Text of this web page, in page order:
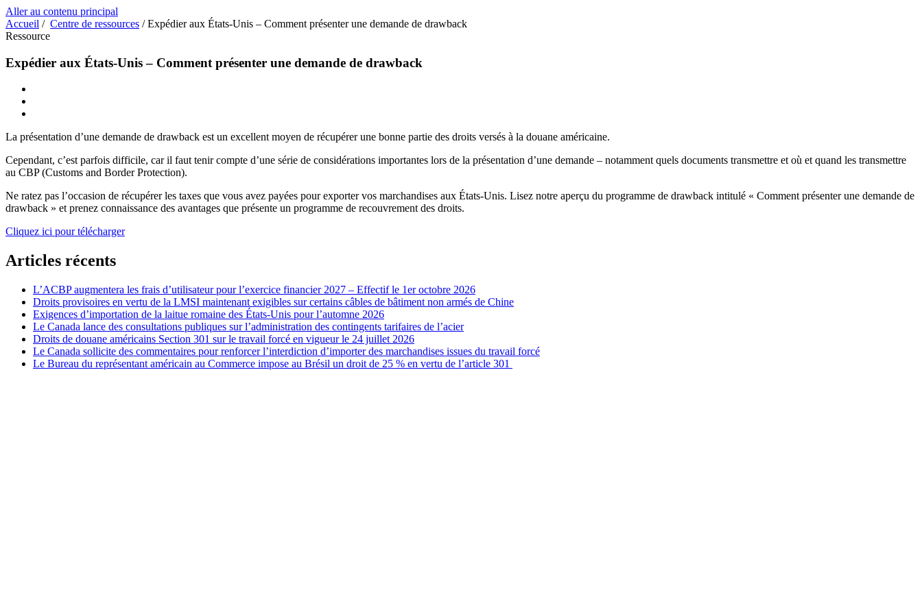
Aller au contenu principal
Accueil / Centre de ressources /Expédier aux États-Unis – Comment présenter une demande de drawback
Ressource
Expédier aux États-Unis – Comment présenter une demande de drawback
La présentation d’une demande de drawback est un excellent moyen de récupérer une bonne partie des droits versés à la douane américaine.
Cependant, c’est parfois difficile, car il faut tenir compte d’une série de considérations importantes lors de la présentation d’une demande – notamment quels documents transmettre et où et quand les transmettre
au CBP (Customs and Border Protection).
Ne ratez pas l’occasion de récupérer les taxes que vous avez payées pour exporter vos marchandises aux États-Unis. Lisez notre aperçu du programme de drawback intitulé « Comment présenter une demande de
drawback » et prenez connaissance des avantages que présente un programme de recouvrement des droits.
Cliquez ici pour télécharger
Articles récents
L’ACBP augmentera les frais d’utilisateur pour l’exercice financier 2027 – Effectif le 1er octobre 2026
Droits provisoires en vertu de la LMSI maintenant exigibles sur certains câbles de bâtiment non armés de Chine
Exigences d’importation de la laitue romaine des États-Unis pour l’automne 2026
Le Canada lance des consultations publiques sur l’administration des contingents tarifaires de l’acier
Droits de douane américains Section 301 sur le travail forcé en vigueur le 24 juillet 2026
Le Canada sollicite des commentaires pour renforcer l’interdiction d’importer des marchandises issues du travail forcé
Le Bureau du représentant américain au Commerce impose au Brésil un droit de 25 % en vertu de l’article 301